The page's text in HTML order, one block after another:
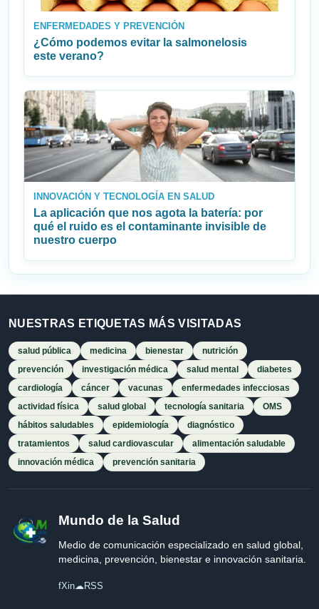
ENFERMEDADES Y PREVENCIÓN
¿Cómo podemos evitar la salmonelosis
este verano?
INNOVACIÓN Y TECNOLOGÍA EN SALUD
La aplicación que nos agota la batería: por
qué el ruido es el contaminante invisible de
nuestro cuerpo
NUESTRAS ETIQUETAS MÁS VISITADAS
salud pública medicina bienestar
nutrición
prevención
investigación médica salud mental
diabetes
cardiología
cáncer vacunas
enfermedades infecciosas
actividad física
salud global tecnología sanitaria
OMS
hábitos saludables
epidemiología
diagnóstico
tratamientos
salud cardiovascular
alimentación saludable
innovación médica
prevención sanitaria
Mundo de la Salud
Medio de comunicación especializado en salud global,
medicina, prevención, bienestar e innovación sanitaria.
fXin☁RSS